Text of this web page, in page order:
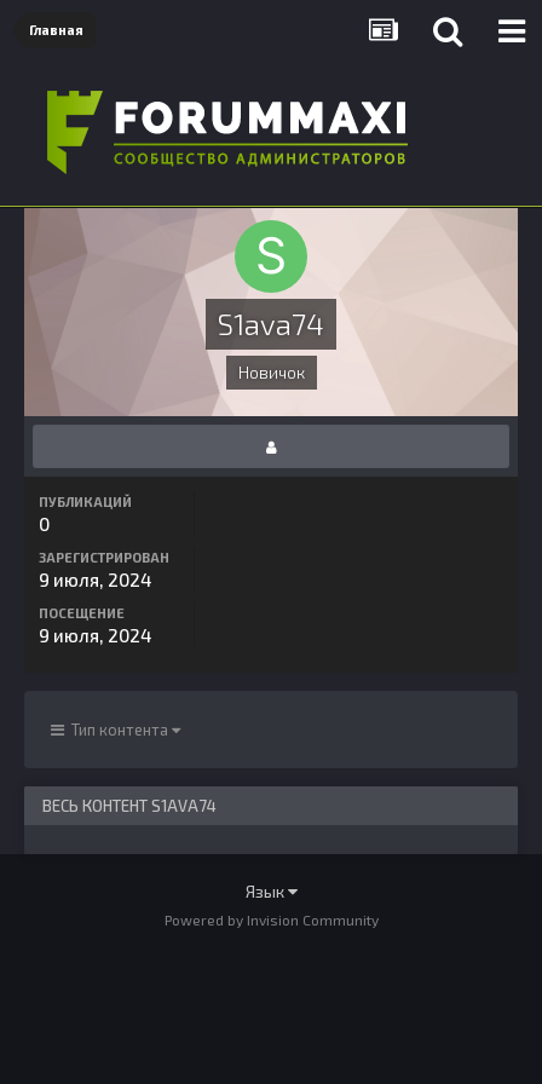
Главная
S1ava74
Новичок
ПУБЛИКАЦИЙ
0
ЗАРЕГИСТРИРОВАН
9 июля, 2024
ПОСЕЩЕНИЕ
9 июля, 2024
Тип контента
ВЕСЬ КОНТЕНТ S1AVA74
Язык
Powered by Invision Community